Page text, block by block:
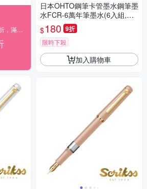
日本OHTO鋼筆卡管墨水鋼筆墨
水FCR-6萬年筆墨水(6入組,藍
黑色)適Dude FF-15DD、Poch
e FF-15P、Majestic FF-20MJ
$180 9折
限時下殺
加入購物車